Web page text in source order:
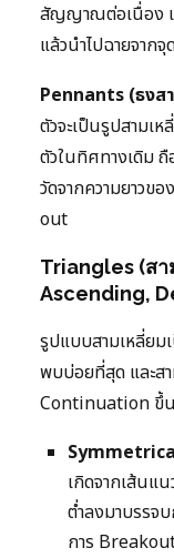
สัญญาณต่อเนื่อง เป้
แล้วนำไปฉายจาก
Pennants (ธงส
ตัวจะเป็นรูปสามเ
ตัวในทิศทางเดิม
วัดจากความยาวข
out
Triangles (ส
Ascending,
รูปแบบสามเหลี่ย
พบบ่อยที่สุด และส
Continuation ขึ้
เกิดจากเส้นแ
ต่ำลงมาบรรจ
การ